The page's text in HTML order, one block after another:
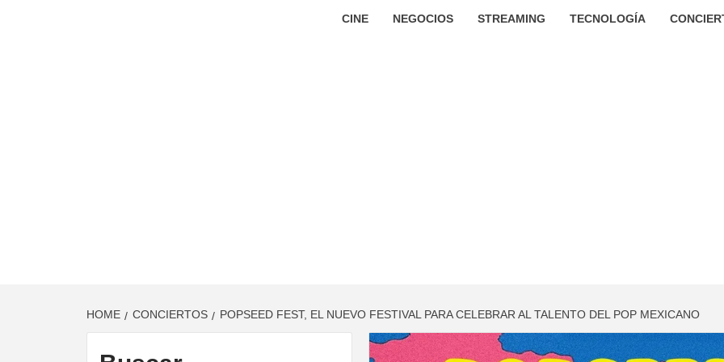
CINE NEGOCIOS STREAMING TECNOLOGÍA
HOME CONCIERTOS POPSEED FEST, EL NUEVO FESTIVAL PARA CELEBRAR AL TALENTO DEL POP MEXICANO